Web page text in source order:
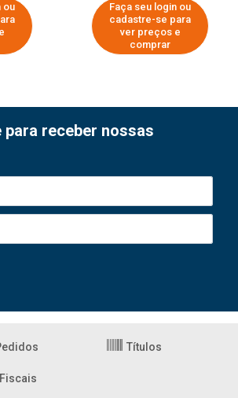
ou
Faça seu login ou
cadastre-se para
ver preços e
comprar
receber nossas
Títulos